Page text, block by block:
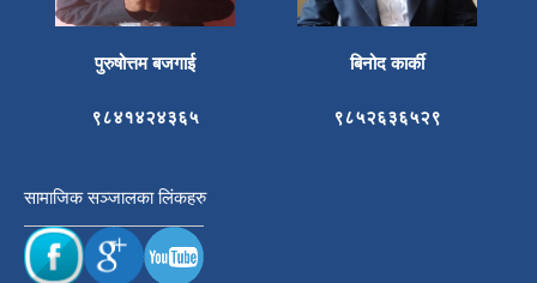
पुरुषोत्तम बजगाई बिनोद कार्की
९८४१४२४३६५ ९८५२६३६५२९
सामाजिक सञ्जालका लिंकहरु